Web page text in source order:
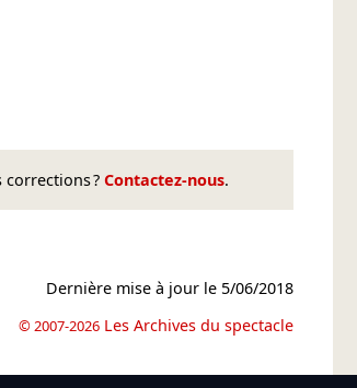
? Contactez-nous.
Dernière mise à jour le 5/06/2018
© 2007-2026 Les Archives du spectacle